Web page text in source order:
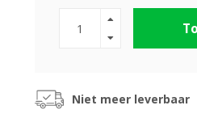
Niet meer leverbaar